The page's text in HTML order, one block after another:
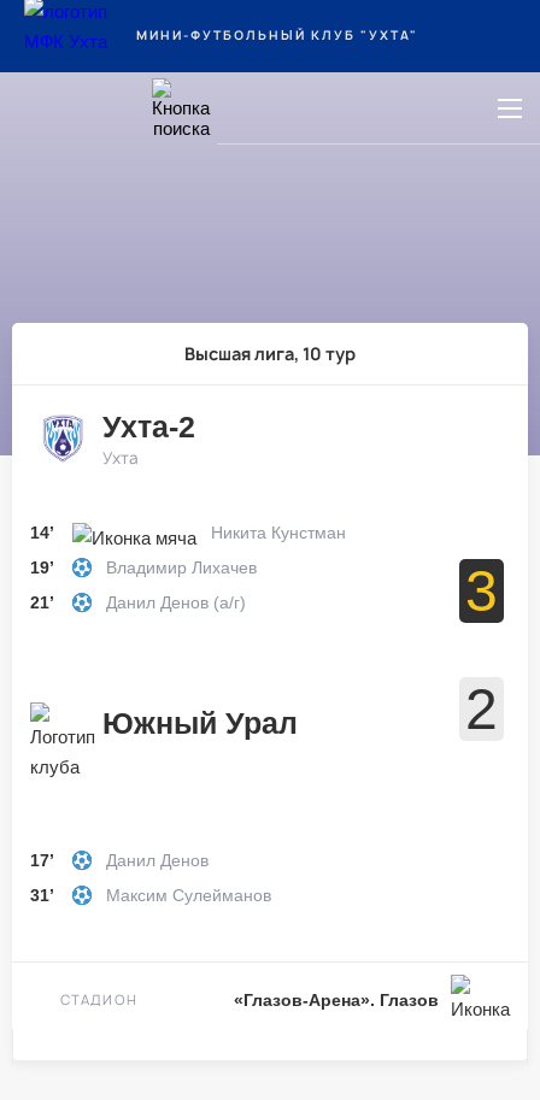
Ухта МИНИ-ФУТБОЛЬНЫЙ КЛУБ "УХТА"
Высшая лига, 10 тур
Ухта-2
Ухта
14’
Никита Кунстман
19’
Владимир Лихачев
21’
Данил Денов (а/г)
3
2
Южный Урал
Данил Денов
17’
Максим Сулейманов
31’
СТАДИОН «Глазов-Арена». Глазов